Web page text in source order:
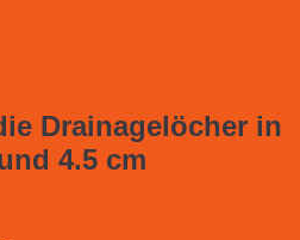
Drainagelöcher in
4.5 cm